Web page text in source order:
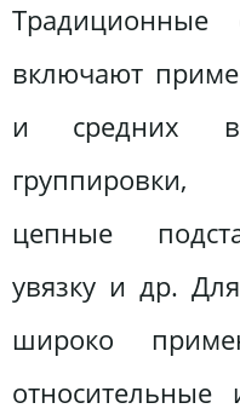
включают
и средних
цепные
увязку и др.
широко